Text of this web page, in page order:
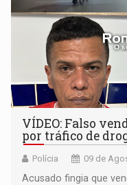
VÍDEO: Falso
por tráfico de
Polícia 09 de
Acusado fingia que